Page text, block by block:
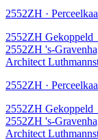
2552ZH ·
2552ZH Gekoppeld
2552ZH 's-
Architect
2552ZH ·
2552ZH Gekoppeld
2552ZH 's-
Architect